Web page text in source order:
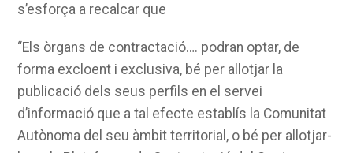
s’esforça a recalcar que
“Els òrgans de contractació…. podran optar, de
forma excloent i exclusiva, bé per allotjar la
publicació dels seus perfils en el servei
d’informació que a tal efecte establís la Comunitat
Autònoma del seu àmbit territorial, o bé per allotjar-